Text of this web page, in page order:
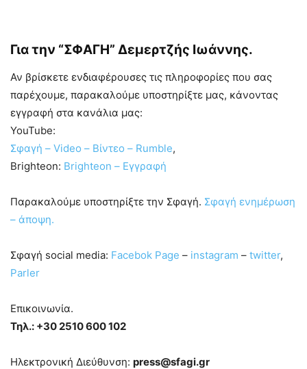
Για την “ΣΦΑΓΗ” Δεμερτζής Ιωάννης.
Αν βρίσκετε ενδιαφέρουσες τις πληροφορίες που σας
παρέχουμε, παρακαλούμε υποστηρίξτε μας, κάνοντας
εγγραφή στα κανάλια μας:
YouTube:
Σφαγή – Video – Βίντεο – Rumble,
Brighteon: Brighteon – Εγγραφή
Παρακαλούμε υποστηρίξτε την Σφαγή. Σφαγή ενημέρωση
– άποψη.
Σφαγή social media: Facebok Page – instagram – twitter,
Parler
Επικοινωνία.
Τηλ.: +30 2510 600 102
Ηλεκτρονική Διεύθυνση: press@sfagi.gr